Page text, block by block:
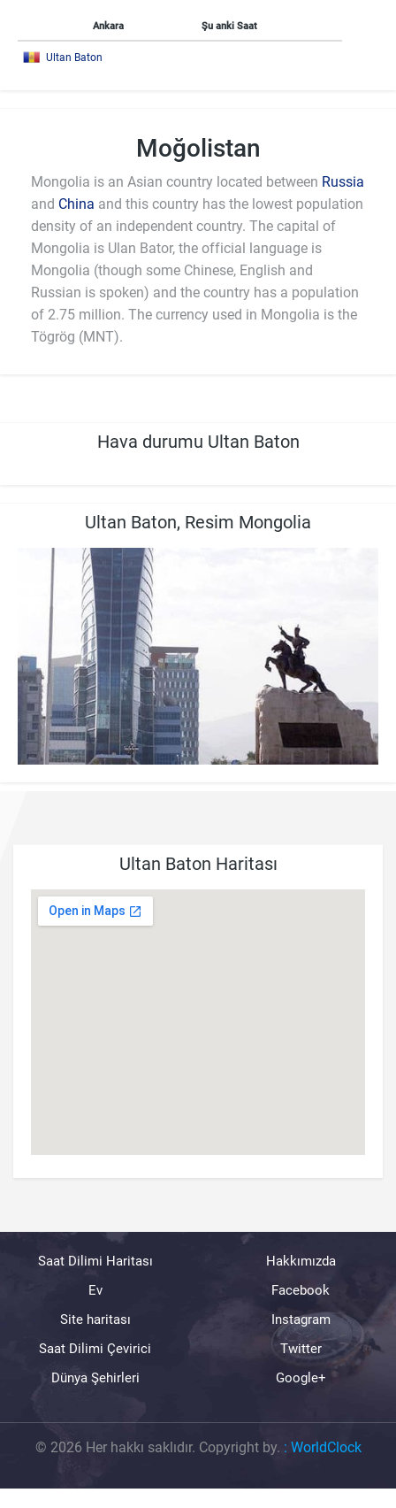
Ankara Şu anki Saat
Ultan Baton
Moğolistan
Mongolia is an Asian country located between Russia
and China and this country has the lowest population
density of an independent country. The capital of
Mongolia is Ulan Bator, the official language is
Mongolia (though some Chinese, English and
Russian is spoken) and the country has a population
of 2.75 million. The currency used in Mongolia is the
Tögrög (MNT).
Hava durumu Ultan Baton
Ultan Baton, Resim Mongolia
Ultan Baton Haritası
Saat Dilimi Haritası
Ev
Site haritası
Saat Dilimi Çevirici
Dünya Şehirleri
Hakkımızda
Facebook
Instagram
Twitter
Google+
© 2026 Her hakkı saklıdır. Copyright by. : WorldClock